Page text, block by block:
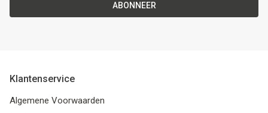
ABONNEER
Klantenservice
Algemene Voorwaarden